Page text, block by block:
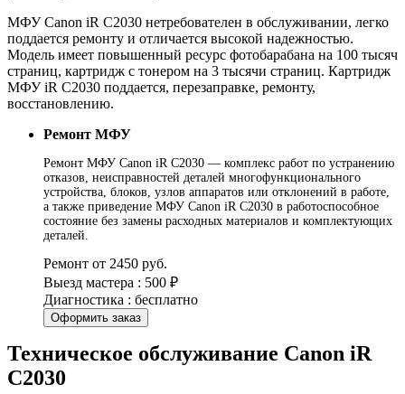
МФУ Canon iR C2030 нетребователен в обслуживании, легко
поддается ремонту и отличается высокой надежностью.
Модель имеет повышенный ресурс фотобарабана на 100 тысяч
страниц, картридж с тонером на 3 тысячи страниц. Картридж
МФУ iR C2030 поддается, перезаправке, ремонту,
восстановлению.
Ремонт МФУ
Ремонт МФУ Canon iR C2030 — комплекс работ по устранению
отказов, неисправностей деталей многофункционального
устройства, блоков, узлов аппаратов или отклонений в работе,
а также приведение МФУ Canon iR C2030 в работоспособное
состояние без замены расходных материалов и комплектующих
деталей.
Ремонт от 2450 руб.
Выезд мастера : 500 ₽
Диагностика : бесплатно
Оформить заказ
Техническое обслуживание Canon iR
C2030